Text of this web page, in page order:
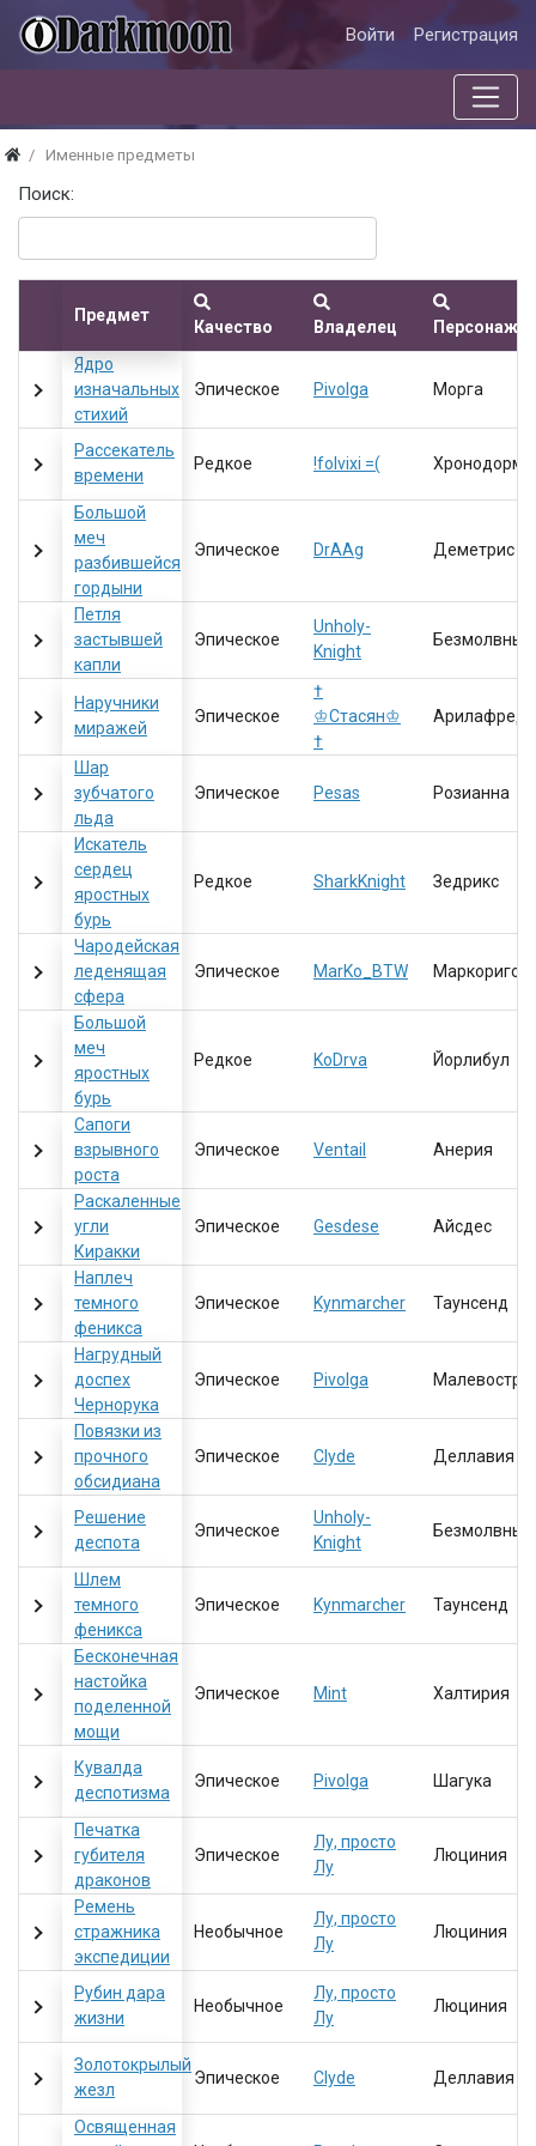
Войти Регистрация
Именные предметы
Поиск:
Предмет
Качество Владелец
Персонаж
Ядро
изначальных
стихий
Эпическое Pivolga Морга
Рассекатель
времени
Редкое !folvixi =( Хронодорми
Большой
меч
разбившейся
гордыни
Эпическое DrAAg Деметрис
Петля
застывшей
капли
Эпическое
Unholy-
Knight
Безмолвный
Наручники
миражей
Эпическое
†
♔Стасян♔
†
Арилафреда
Шар
зубчатого
льда
Эпическое Pesas Розианна
Искатель
сердец
яростных
бурь
Редкое SharkKnight Зедрикс
Чародейская
леденящая
сфера
Эпическое MarKo_BTW Маркоригос
Большой
меч
яростных
бурь
Редкое KoDrva Йорлибул
Сапоги
взрывного
роста
Эпическое Ventail Анерия
Раскаленные
угли
Киракки
Эпическое Gesdese Айсдес
Наплеч
темного
феникса
Эпическое Kynmarcher Таунсенд
Нагрудный
доспех
Чернорука
Эпическое Pivolga Малевостра
Повязки из
прочного
обсидиана
Эпическое Clyde Деллавия
Решение
деспота
Эпическое
Unholy-
Knight
Безмолвный
Шлем
темного
феникса
Эпическое Kynmarcher Таунсенд
Бесконечная
настойка
поделенной
мощи
Эпическое Mint Халтирия
Кувалда
деспотизма
Эпическое Pivolga Шагука
Печатка
губителя
драконов
Эпическое
Лу, просто
Лу
Люциния
Ремень
стражника
экспедиции
Необычное
Лу, просто
Лу
Люциния
Рубин дара
жизни
Необычное
Лу, просто
Лу
Люциния
Золотокрылый
жезл
Эпическое Clyde Деллавия
Освященная